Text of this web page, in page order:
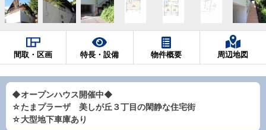
間取・区画 特長・設備 物件概要 周辺地図
◆オープンハウス開催中◆
☆たまプラーザ 美しが丘３丁目の閑静な住宅街
☆大型地下車庫あり